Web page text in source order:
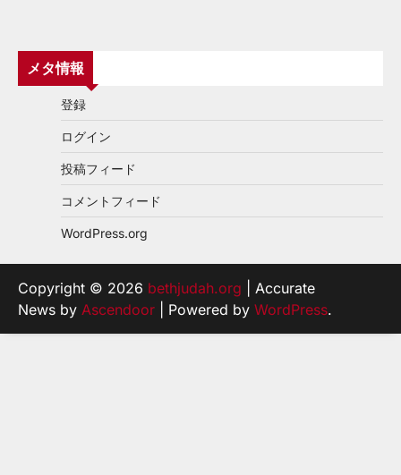
メタ情報
登録
ログイン
投稿フィード
コメントフィード
WordPress.org
Copyright © 2026 bethjudah.org | Accurate
News by Ascendoor | Powered by WordPress.